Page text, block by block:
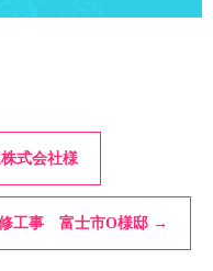
式会社様
工事 富士市O様邸 →